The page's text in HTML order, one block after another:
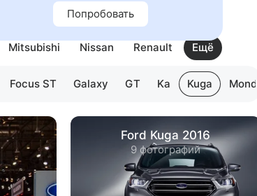
Mitsubishi Nissan Renault Ещё
Focus ST Galaxy GT Ka Kuga
Ford Kuga 2016
9 фотографий
Попробовать